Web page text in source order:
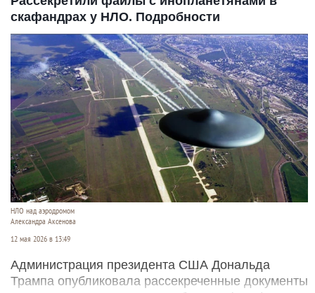
скафандрах у НЛО. Подробности
НЛО над аэродромом
Александра Аксенова
12 мая 2026 в 13:49
Администрация президента США Дональда
Трампа опубликовала рассекреченные документы